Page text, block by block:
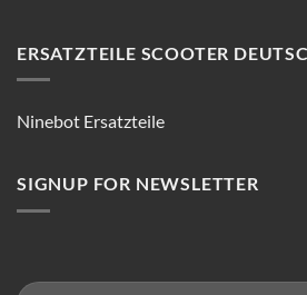
Reparatur:
ERSATZTEILE SCOOTER
Ninebot Ersatzteile
SIGNUP FOR NEWSLETTER